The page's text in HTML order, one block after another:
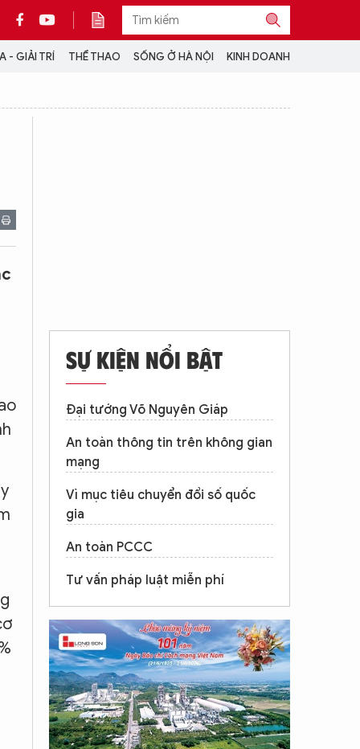
- GIẢI TRÍ THỂ THAO SỐNG Ở HÀ NỘI KINH DOANH
SỰ KIỆN NỔI BẬT
Đại tướng Võ Nguyên Giáp
An toàn thông tin trên không gian
mạng
Vì mục tiêu chuyển đổi số quốc
gia
An toàn PCCC
Tư vấn pháp luật miễn phí